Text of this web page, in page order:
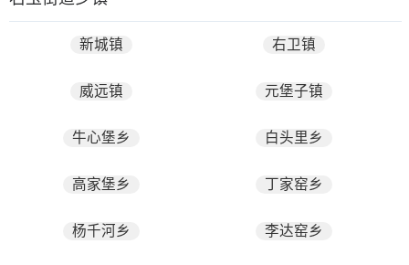
新城镇 右卫镇
威远镇 元堡子镇
牛心堡乡 白头里乡
高家堡乡 丁家窑乡
杨千河乡 李达窑乡